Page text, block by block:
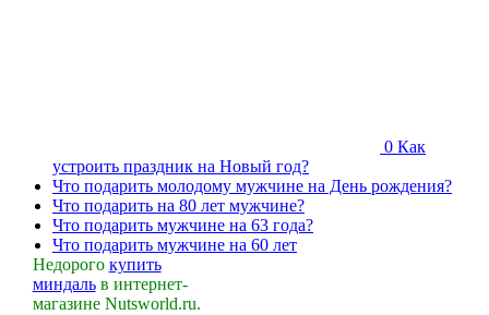
0 Как
устроить праздник на Новый год?
Что подарить молодому мужчине на День рождения?
Что подарить на 80 лет мужчине?
Что подарить мужчине на 63 года?
Что подарить мужчине на 60 лет
Недорого купить
миндальв интернет-
магазине Nutsworld.ru.